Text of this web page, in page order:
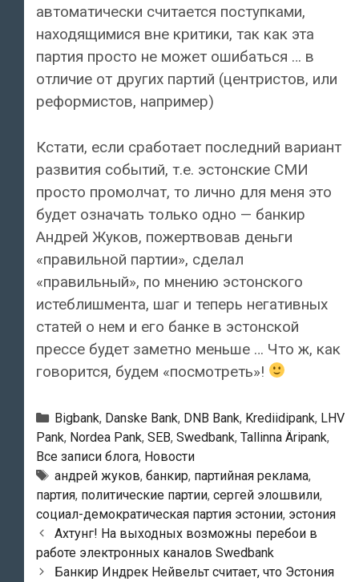
автоматически считается поступками,
находящимися вне критики, так как эта
партия просто не может ошибаться … в
отличие от других партий (центристов, или
реформистов, например)
Кстати, если сработает последний вариант
развития событий, т.е. эстонские СМИ
просто промолчат, то лично для меня это
будет означать только одно — банкир
Андрей Жуков, пожертвовав деньги
«правильной партии», сделал
«правильный», по мнению эстонского
истеблишмента, шаг и теперь негативных
статей о нем и его банке в эстонской
прессе будет заметно меньше … Что ж, как
говорится, будем «посмотреть»!
Рубрики
Bigbank, Danske Bank, DNB Bank, Krediidipank, LHV
Pank, Nordea Pank, SEB, Swedbank, Tallinna Äripank,
Все записи блога, Новости
Тэги
андрей жуков, банкир, партийная реклама,
партия, политические партии, сергей элошвили,
социал-демократическая партия эстонии, эстония
Навигация
по
записям
Ахтунг! На выходных возможны перебои в
работе электронных каналов Swedbank
Банкир Индрек Нейвельт считает, что Эстония